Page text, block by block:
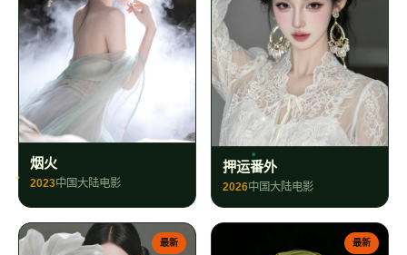
烟火
2023中国大陆电影
押运番外
2026中国大陆电影
最新 最新